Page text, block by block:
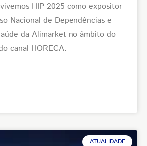
HIP 2025 como expositor
Nacional de Dependências e
da Alimarket no âmbito do
canal HORECA.
ATUALIDADE